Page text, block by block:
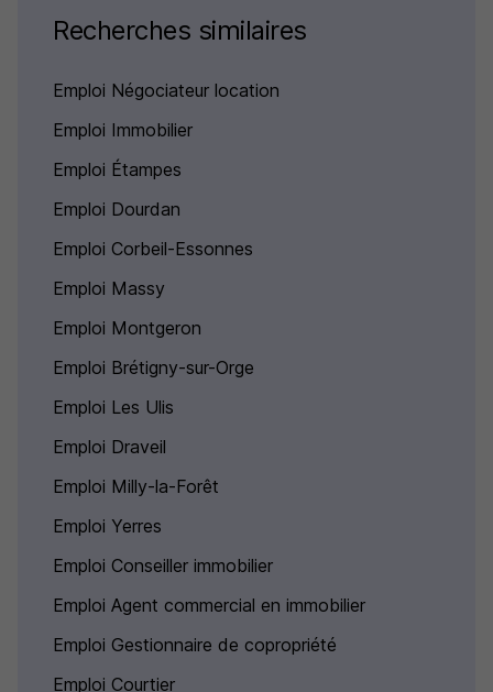
Recherches similaires
Emploi Négociateur location
Emploi Immobilier
Emploi Étampes
Emploi Dourdan
Emploi Corbeil-Essonnes
Emploi Massy
Emploi Montgeron
Emploi Brétigny-sur-Orge
Emploi Les Ulis
Emploi Draveil
Emploi Milly-la-Forêt
Emploi Yerres
Emploi Conseiller immobilier
Emploi Agent commercial en immobilier
Emploi Gestionnaire de copropriété
Emploi Courtier